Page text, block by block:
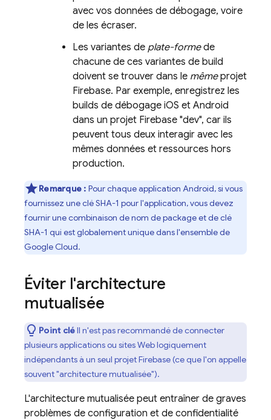
avec vos données de débogage, voire
de les écraser.
Les variantes de plate-formede
chacune de ces variantes de build
doivent se trouver dans le mêmeprojet
Firebase. Par exemple, enregistrez les
builds de débogage iOS et Android
dans un projet Firebase "dev", car ils
peuvent tous deux interagir avec les
mêmes données et ressources hors
production.
Remarque : Pour chaque application Android, si vous
fournissez une clé SHA-1 pour l'application, vous devez
fournir une combinaison de nom de package et de clé
SHA-1 qui est globalement unique dans l'ensemble de
Google Cloud.
Éviter l'architecture
mutualisée
Point cléIl n'est pas recommandé de connecter
plusieurs applications ou sites Web logiquement
indépendants à un seul projet Firebase (ce que l'on appelle
souvent "architecture mutualisée").
L'architecture mutualisée peut entraîner de graves
problèmes de configuration et de confidentialité